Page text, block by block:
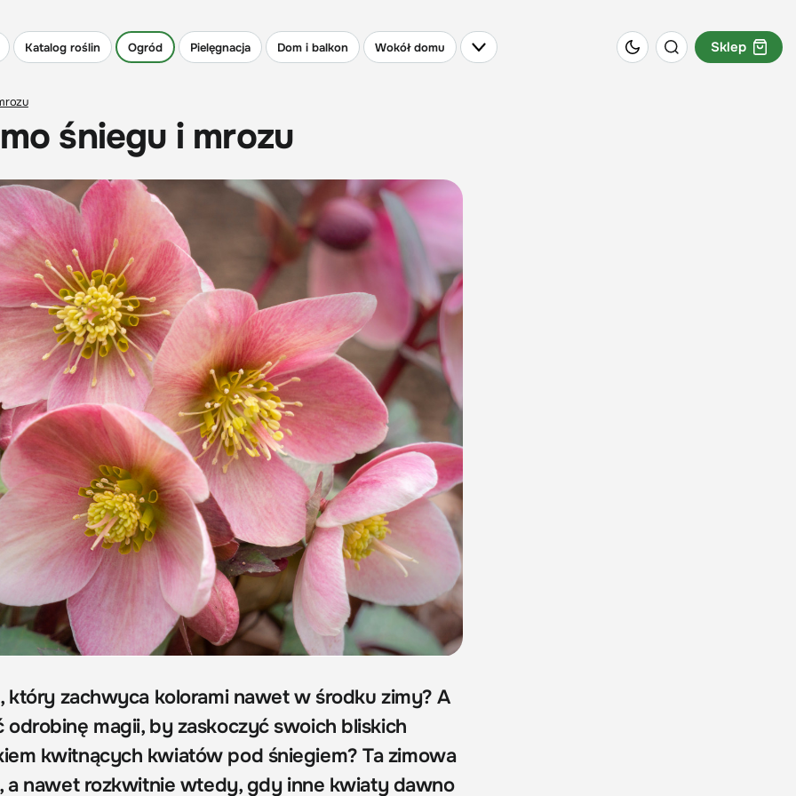
Katalog roślin Ogród Pielęgnacja Dom i balkon Wokół domu Sklep
śniegu i mrozu
który zachwyca kolorami nawet w środku zimy? A
odrobinę magii, by zaskoczyć swoich bliskich
kwitnących kwiatów pod śniegiem? Ta zimowa
a nawet rozkwitnie wtedy, gdy inne kwiaty dawno